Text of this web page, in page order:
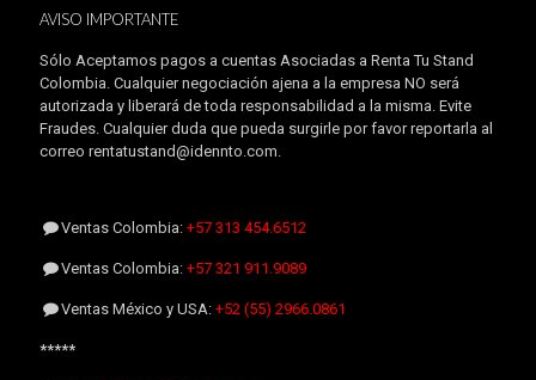
AVISO IMPORTANTE
Sólo Aceptamos pagos a cuentas Asociadas a Renta Tu Stand
Colombia. Cualquier negociación ajena a la empresa NO será
autorizada y liberará de toda responsabilidad a la misma. Evite
Fraudes. Cualquier duda que pueda surgirle por favor reportarla al
correo rentatustand@idennto.com.
Ventas Colombia:+57 313 454.6512
Ventas Colombia:+57 321 911.9089
Ventas México y USA:+52 (55) 2966.0861
*****